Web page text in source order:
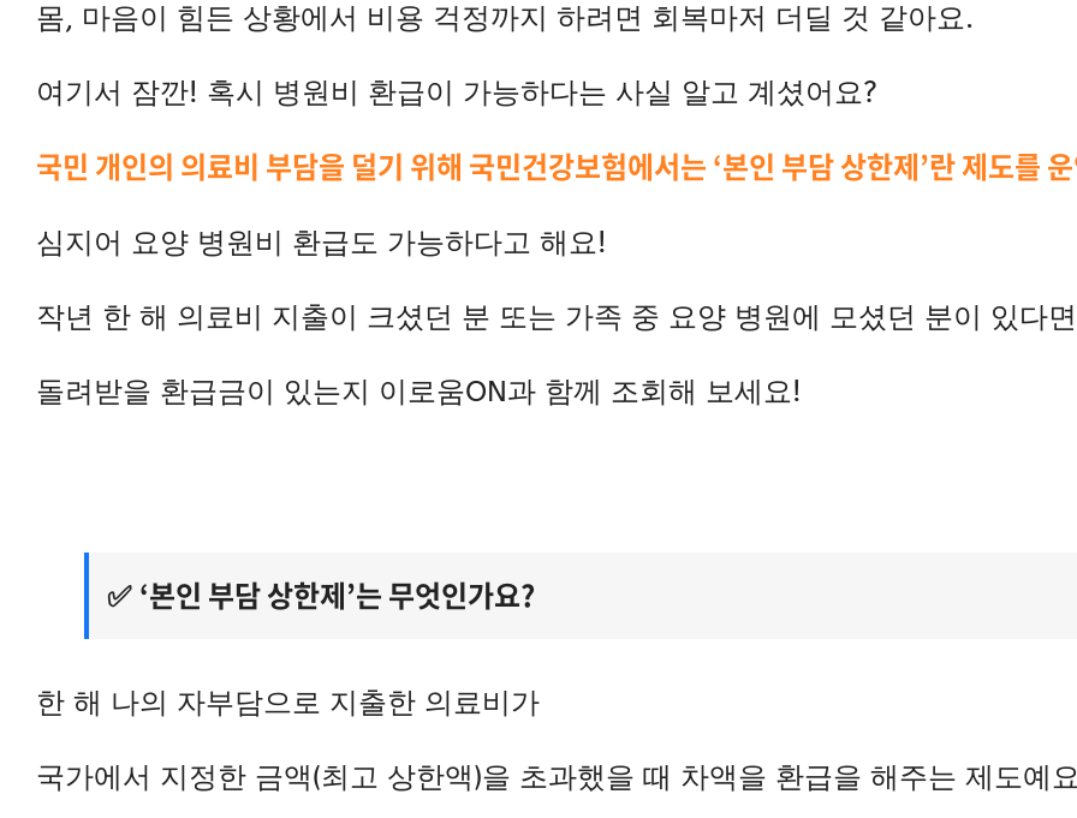
몸, 마음이 힘든 상황에서 비용 걱정까지 하려면 회복마저 더딜 것 같아요.
여기서 잠깐! 혹시 병원비 환급이 가능하다는 사실 알고 계셨어요?
국민 개인의 의료비 부담을 덜기 위해 국민건강보험에서는 ‘본인 부담 상한제’란 제도를
심지어 요양 병원비 환급도 가능하다고 해요!
작년 한 해 의료비 지출이 크셨던 분 또는 가족 중 요양 병원에 모셨던 분이 있다
돌려받을 환급금이 있는지 이로움ON과 함께 조회해 보세요!
✅ ‘본인 부담 상한제’는 무엇인가요?
한 해 나의 자부담으로 지출한 의료비가
국가에서 지정한 금액(최고 상한액)을 초과했을 때 차액을 환급을 해주는 제도예